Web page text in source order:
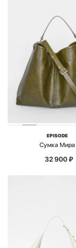
EPISODE
Сумка Мира
32 900₽